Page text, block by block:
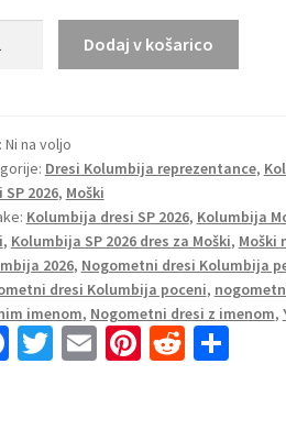
Dodaj v košarico
Ni na voljo
Dresi Kolumbija reprezentance,
SP 2026, Moški
Kolumbija dresi SP 2026, Kolumbija
, Kolumbija SP 2026 dres za Moški, Moški
2026, Nogometni dresi Kolumbija
dresi Kolumbija poceni,
imenom, Nogometni dresi z imenom,
Fa T E Pi R S